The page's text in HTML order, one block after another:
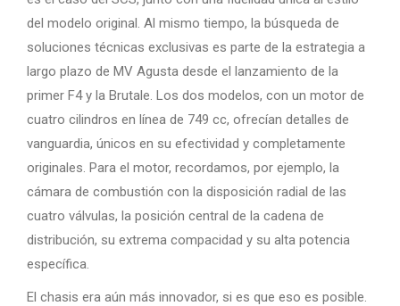
del modelo original. Al mismo tiempo, la búsqueda de
soluciones técnicas exclusivas es parte de la estrategia a
largo plazo de MV Agusta desde el lanzamiento de la
primer F4 y la Brutale. Los dos modelos, con un motor de
cuatro cilindros en línea de 749 cc, ofrecían detalles de
vanguardia, únicos en su efectividad y completamente
originales. Para el motor, recordamos, por ejemplo, la
cámara de combustión con la disposición radial de las
cuatro válvulas, la posición central de la cadena de
distribución, su extrema compacidad y su alta potencia
específica.
El chasis era aún más innovador, si es que eso es posible.